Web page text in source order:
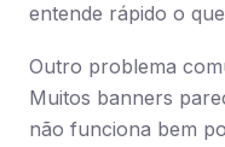
entende rápido o
Outro problema
Muitos banners
não funciona bem